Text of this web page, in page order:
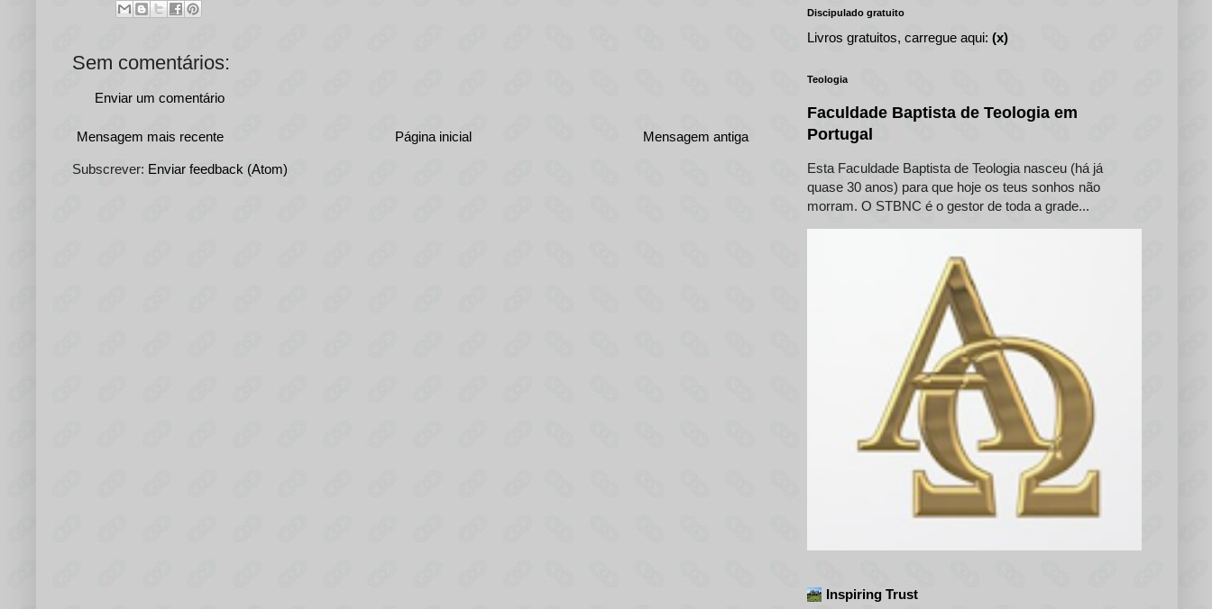
Sem comentários:
Enviar um comentário
Mensagem mais recente Mensagem antiga
Página inicial
Subscrever: Enviar feedback (Atom)
Discipulado gratuito
Livros gratuitos, carregue aqui: (x)
Teologia
Faculdade Baptista de Teologia em
Portugal
Esta Faculdade Baptista de Teologia nasceu (há já
quase 30 anos) para que hoje os teus sonhos não
morram. O STBNC é o gestor de toda a grade...
Inspiring Trust